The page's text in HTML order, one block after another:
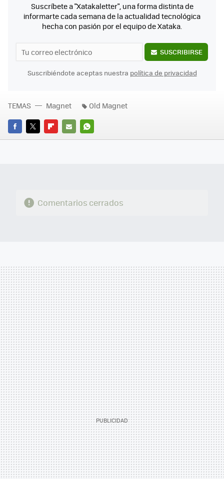
Suscríbete a "Xatakaletter", una forma distinta de
informarte cada semana de la actualidad tecnológica
hecha con pasión por el equipo de Xataka.
SUSCRIBIRSE
Suscribiéndote aceptas nuestra política de privacidad
FACEBOOK
TWITTERFLIPBOARD
E-
WHATSAPP
TEMAS Magnet Old Magnet
Comentarios cerrados